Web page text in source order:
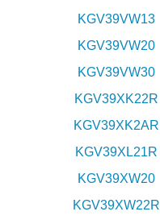
KGV39VW13
KGV39VW20
KGV39VW30
KGV39XK22R
KGV39XK2AR
KGV39XL21R
KGV39XW20
KGV39XW22R